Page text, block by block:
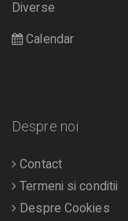
Diverse
Calendar
Despre noi
Contact
Termeni si conditii
Despre Cookies